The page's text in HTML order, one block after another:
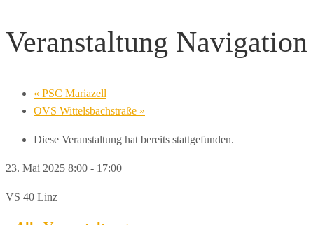
Veranstaltung Navigation
« PSC Mariazell
OVS Wittelsbachstraße »
Diese Veranstaltung hat bereits stattgefunden.
23. Mai 2025 8:00 - 17:00
VS 40 Linz